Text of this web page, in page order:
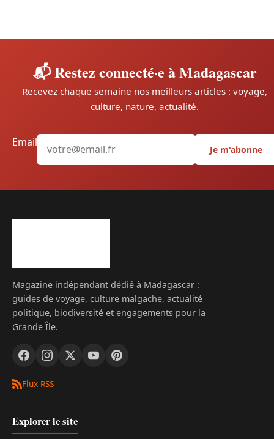
📬 Restez connecté·e à Madagascar
Recevez chaque semaine nos meilleurs articles : voyage,
culture, nature, actualité.
Email
Je m'abonne
Magazine indépendant dédié à Madagascar :
guides de voyage, culture malgache, actualité
politique, biodiversité et engagements pour la
Grande Île.
Flux RSS
Explorer le site